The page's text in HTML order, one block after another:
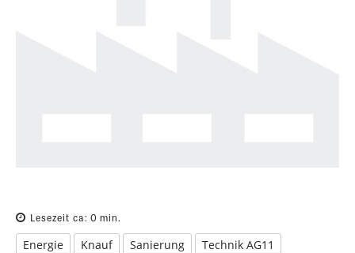
Lesezeit ca: 0 min.
Energie Knauf Sanierung Technik AG11